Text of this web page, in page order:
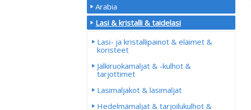
Arabia
Lasi & kristalli & taidelasi
Lasi- ja kristallipainot & eläimet &
koristeet
Jälkiruokamaljat & -kulhot &
tarjottimet
Lasimaljakot & lasimaljat
Hedelmämaljat & tarjoilukulhot &